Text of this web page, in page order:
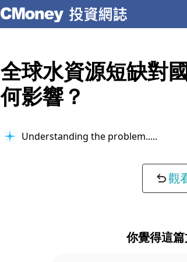
全球水資源短缺對
何影響？
Understanding the problem...
觀
你覺得這